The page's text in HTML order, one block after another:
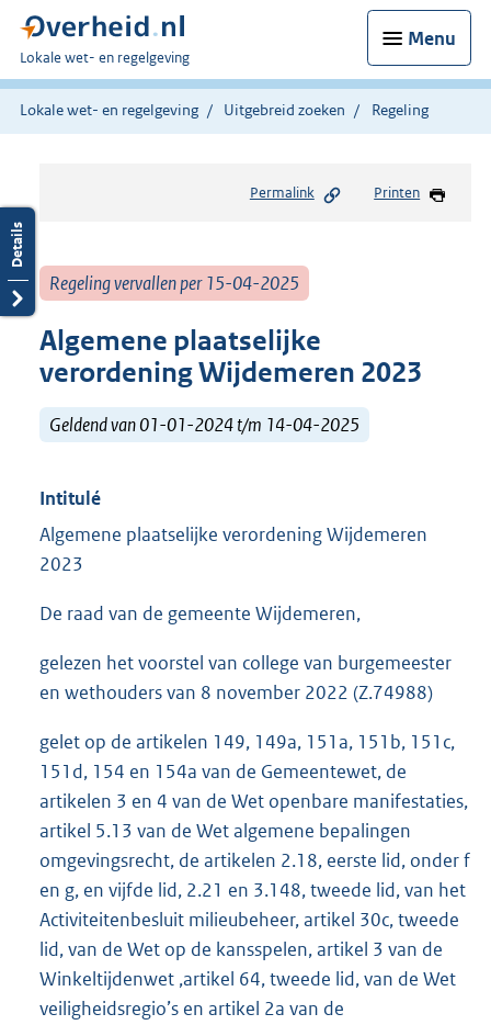
Menu
U
bent
hier:
Lokale wet- en regelgeving
Lokale wet- en regelgeving Uitgebreid zoeken Regeling
Permalink Printen
Regeling vervallen per 15-04-2025
Algemene plaatselijke
verordening Wijdemeren 2023
Geldend van 01-01-2024 t/m 14-04-2025
Intitulé
Algemene plaatselijke verordening Wijdemeren
2023
De raad van de gemeente Wijdemeren,
gelezen het voorstel van college van burgemeester
en wethouders van 8 november 2022 (Z.74988)
gelet op de artikelen 149, 149a, 151a, 151b, 151c,
151d, 154 en 154a van de Gemeentewet, de
artikelen 3 en 4 van de Wet openbare manifestaties,
artikel 5.13 van de Wet algemene bepalingen
omgevingsrecht, de artikelen 2.18, eerste lid, onder f
en g, en vijfde lid, 2.21 en 3.148, tweede lid, van het
Activiteitenbesluit milieubeheer, artikel 30c, tweede
lid, van de Wet op de kansspelen, artikel 3 van de
Winkeltijdenwet ,artikel 64, tweede lid, van de Wet
veiligheidsregio’s en artikel 2a van de